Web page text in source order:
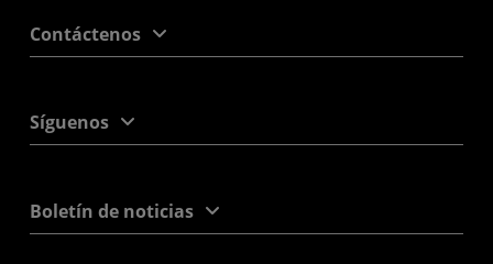
Contáctenos
Síguenos
Boletín de noticias